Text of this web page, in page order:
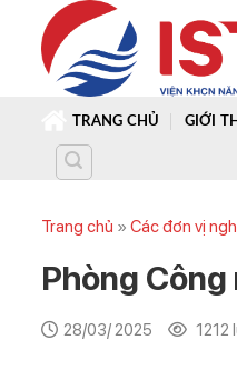
content
TRANG CHỦ GIỚI
Trang chủ » Các đơn vị
Phòng
28/03/ 2025 1212